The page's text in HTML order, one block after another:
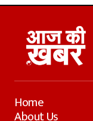
Home
About Us